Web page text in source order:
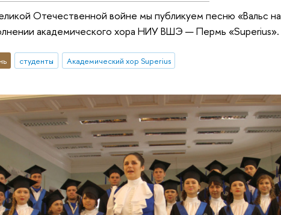
Отечественной войне мы публикуем песню «Вальс на
академического хора НИУ ВШЭ — Пермь «Superius».
студенты Академический хор Superius